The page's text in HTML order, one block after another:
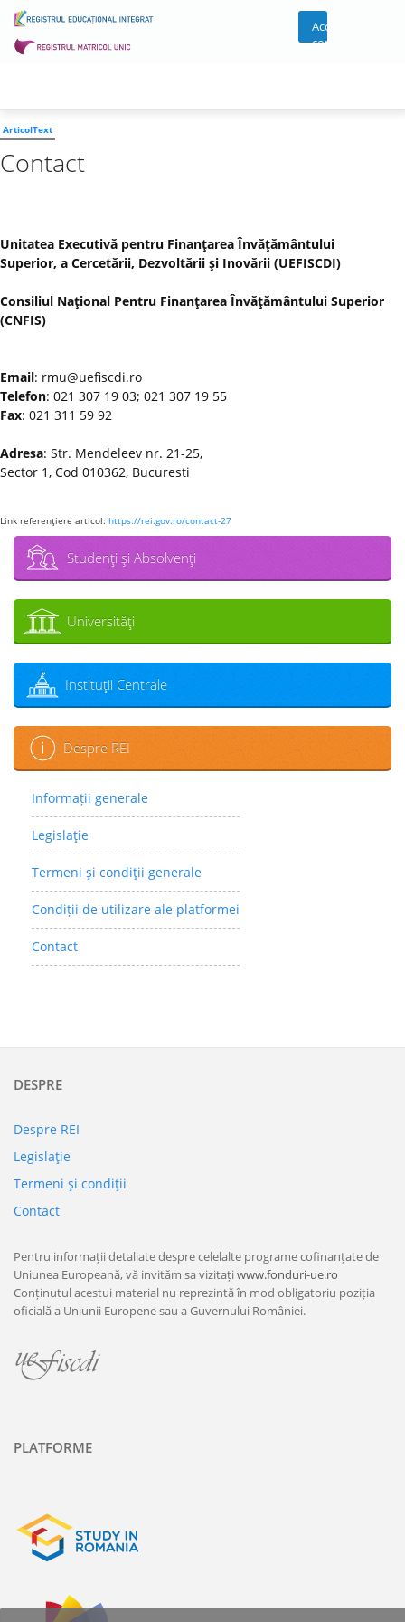
Acces
cont
ArticolText
Contact
Unitatea Executivă pentru Finanţarea Învăţământului
Superior, a Cercetării, Dezvoltării şi Inovării (UEFISCDI)
Consiliul Naţional Pentru Finanţarea Învăţământului Superior
(CNFIS)
Email: rmu@uefiscdi.ro
Telefon: 021 307 19 03; 021 307 19 55
Fax: 021 311 59 92
Adresa: Str. Mendeleev nr. 21-25,
Sector 1, Cod 010362, Bucuresti
Link referenţiere articol: https://rei.gov.ro/contact-27
Studenţi şi Absolvenţi
Universităţi
Instituţii Centrale
Despre REI
Informații generale
Legislaţie
Termeni şi condiţii generale
Condiții de utilizare ale platformei
Contact
DESPRE
Despre REI
Legislaţie
Termeni şi condiţii
Contact
Pentru informații detaliate despre celelalte programe cofinanțate de
Uniunea Europeană, vă invităm sa vizitațiwww.fonduri-ue.ro
Conținutul acestui material nu reprezintă în mod obligatoriu poziția
oficială a Uniunii Europene sau a Guvernului României.
PLATFORME